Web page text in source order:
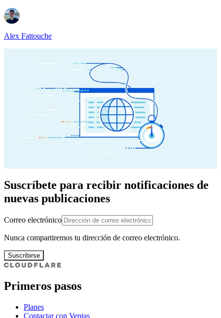
Alex Fattouche
Suscríbete para recibir notificaciones de
nuevas publicaciones
Correo electrónico
Nunca compartiremos tu dirección de correo electrónico.
Suscribirse
Primeros pasos
Planes
Contactar con Ventas